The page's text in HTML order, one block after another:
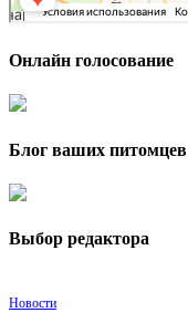
Онлайн голосование
Блог ваших питомцев
Выбор редактора
Новости